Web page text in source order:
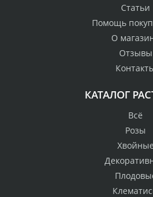
Статьи
Помощь
О
Отзывы
КАТАЛОГ
Всё
Розы
Хвойные